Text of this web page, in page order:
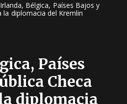
Irlanda, Bélgica, Países Bajos y
la diplomacia del Kremlin
Países
Checa
diplomacia